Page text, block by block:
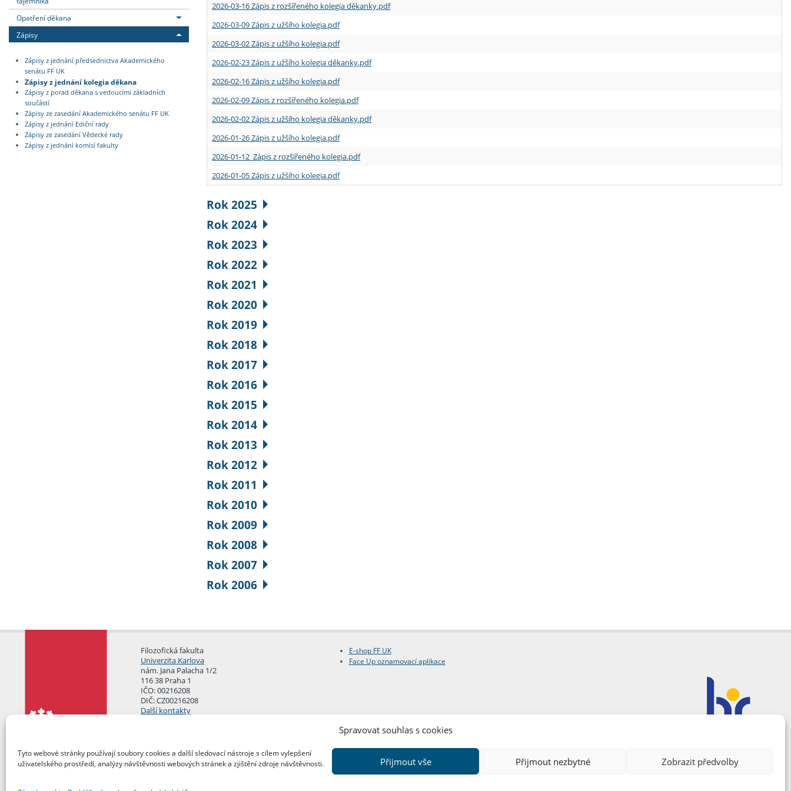
Spravovat souhlas s cookies
Tyto webové stránky používají soubory cookies a další sledovací nástroje s cílem vylepšení
uživatelského prostředí, analýzy návštěvnosti webových stránek a zjištění zdroje návštěvnosti.
Přijmout vše Přijmout nezbytné Zobrazit předvolby
Opatření děkana
Zápisy
Zápisy z jednání předsednictva Akademického
senátu FF UK
Zápisy z jednání kolegia děkana
Zápisy z porad děkana s vedoucími základních
součástí
Zápisy ze zasedání Akademického senátu FF UK
Zápisy z jednání Ediční rady
Zápisy ze zasedání Vědecké rady
Zápisy z jednání komisí fakulty
2026-03-16 Zápis z rozšířeného kolegia děkanky.pdf
2026-03-09 Zápis z užšího kolegia.pdf
2026-03-02 Zápis z užšího kolegia.pdf
2026-02-23 Zápis z užšího kolegia děkanky.pdf
2026-02-16 Zápis z užšího kolegia.pdf
2026-02-09 Zápis z rozšířeného kolegia.pdf
2026-02-02 Zápis z užšího kolegia děkanky.pdf
2026-01-26 Zápis z užšího kolegia.pdf
2026-01-12 Zápis z rozšířeného kolegia.pdf
2026-01-05 Zápis z užšího kolegia.pdf
Rok 2025
Rok 2024
Rok 2023
Rok 2022
Rok 2021
Rok 2020
Rok 2019
Rok 2018
Rok 2017
Rok 2016
Rok 2015
Rok 2014
Rok 2013
Rok 2012
Rok 2011
Rok 2010
Rok 2009
Rok 2008
Rok 2007
Rok 2006
Filozofická fakulta
Univerzita Karlova
nám. Jana Palacha 1/2
116 38 Praha 1
IČO: 00216208
DIČ: CZ00216208
Další kontakty
E-shop FF UK
Face Up oznamovací aplikace